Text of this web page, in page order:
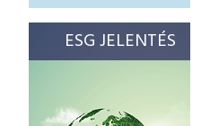
ESG JELENTÉS